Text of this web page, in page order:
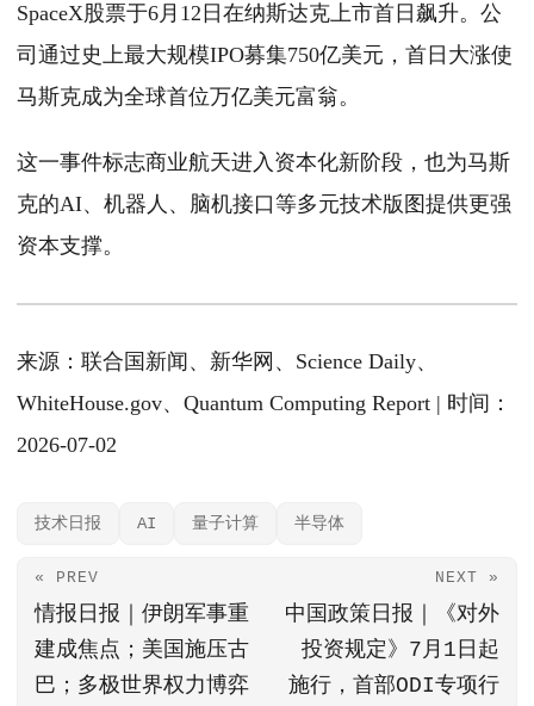
SpaceX股票于6月12日在纳斯达克上市首日飙升。公
司通过史上最大规模IPO募集750亿美元，首日大涨使
马斯克成为全球首位万亿美元富翁。
这一事件标志商业航天进入资本化新阶段，也为马斯
克的AI、机器人、脑机接口等多元技术版图提供更强
资本支撑。
来源：联合国新闻、新华网、Science Daily、
WhiteHouse.gov、Quantum Computing Report | 时间：
2026-07-02
技术日报 AI 量子计算 半导体
« PREV
情报日报｜伊朗军事重
建成焦点；美国施压古
巴；多极世界权力博弈
NEXT »
中国政策日报｜《对外
投资规定》7月1日起
施行，首部ODI专项行